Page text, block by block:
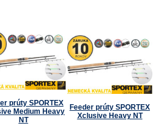
prúty SPORTEX
Medium Heavy
NT
Feeder prúty SPORTEX
Xclusive Heavy NT